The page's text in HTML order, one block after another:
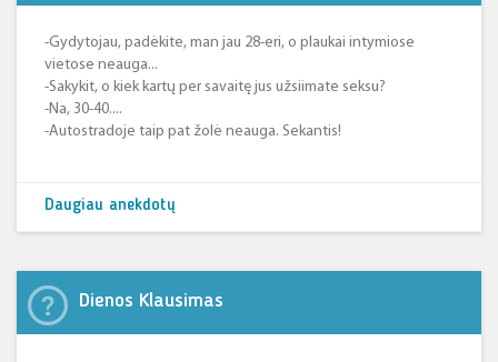
-Gydytojau, padėkite, man jau 28-eri, o plaukai intymiose
vietose neauga...
-Sakykit, o kiek kartų per savaitę jus užsiimate seksu?
-Na, 30-40....
-Autostradoje taip pat žolė neauga. Sekantis!
Daugiau anekdotų
Dienos Klausimas